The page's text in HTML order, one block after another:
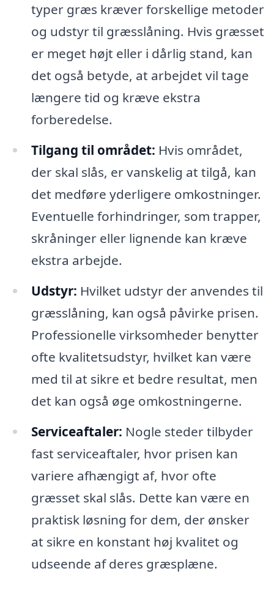
typer græs kræver forskellige metoder
og udstyr til græsslåning. Hvis græsset
er meget højt eller i dårlig stand, kan
det også betyde, at arbejdet vil tage
længere tid og kræve ekstra
forberedelse.
Tilgang til området: Hvis området,
der skal slås, er vanskelig at tilgå, kan
det medføre yderligere omkostninger.
Eventuelle forhindringer, som trapper,
skråninger eller lignende kan kræve
ekstra arbejde.
Udstyr: Hvilket udstyr der anvendes til
græsslåning, kan også påvirke prisen.
Professionelle virksomheder benytter
ofte kvalitetsudstyr, hvilket kan være
med til at sikre et bedre resultat, men
det kan også øge omkostningerne.
Serviceaftaler: Nogle steder tilbyder
fast serviceaftaler, hvor prisen kan
variere afhængigt af, hvor ofte
græsset skal slås. Dette kan være en
praktisk løsning for dem, der ønsker
at sikre en konstant høj kvalitet og
udseende af deres græsplæne.